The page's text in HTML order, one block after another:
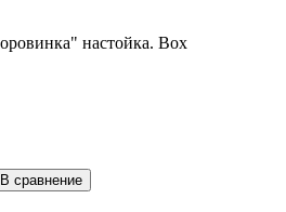
В сравнение